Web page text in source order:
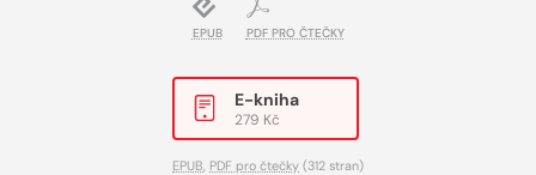
EPUB PDF PRO ČTEČKY
E-kniha
279 Kč
EPUB, PDF pro čtečky (312 stran)